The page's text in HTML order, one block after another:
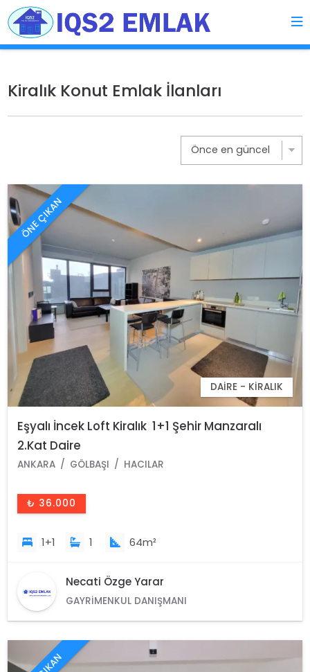
Kiralık Konut Emlak İlanları
ÖNE ÇIKAN
DAIRE - KIRALIK
Eşyalı İncek Loft Kiralık 1+1 Şehir Manzaralı
2.Kat Daire
ANKARA GÖLBAŞI HACILAR
₺ 36.000
1+1 1 64m²
Necati Özge Yarar
GAYRIMENKUL DANIŞMANI